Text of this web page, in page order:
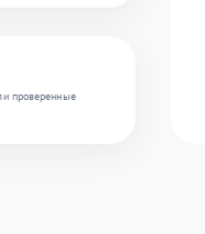
проверенные